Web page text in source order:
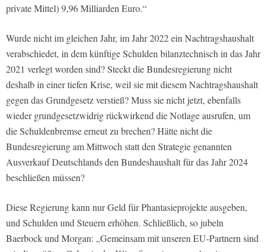
private Mittel) 9,96 Milliarden Euro.“
Wurde nicht im gleichen Jahr, im Jahr 2022 ein Nachtragshaushalt
verabschiedet, in dem künftige Schulden bilanztechnisch in das Jahr
2021 verlegt worden sind? Steckt die Bundesregierung nicht
deshalb in einer tiefen Krise, weil sie mit diesem Nachtragshaushalt
gegen das Grundgesetz verstieß? Muss sie nicht jetzt, ebenfalls
wieder grundgesetzwidrig rückwirkend die Notlage ausrufen, um
die Schuldenbremse erneut zu brechen? Hätte nicht die
Bundesregierung am Mittwoch statt den Strategie genannten
Ausverkauf Deutschlands den Bundeshaushalt für das Jahr 2024
beschließen müssen?
Diese Regierung kann nur Geld für Phantasieprojekte ausgeben,
und Schulden und Steuern erhöhen. Schließlich, so jubeln
Baerbock und Morgan: „Gemeinsam mit unseren EU-Partnern sind